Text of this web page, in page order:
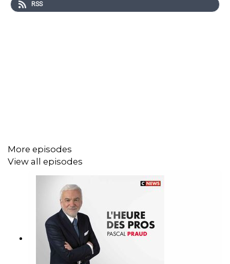
RSS
More episodes
View all episodes